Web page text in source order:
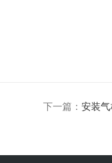
下一篇： 安装